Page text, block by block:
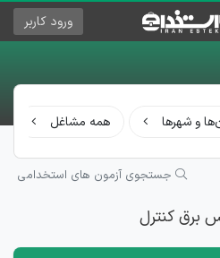
ورود کاربر
و شهرها همه مشاغل
جستجوی آزمون های استخدامی
برق کنترل